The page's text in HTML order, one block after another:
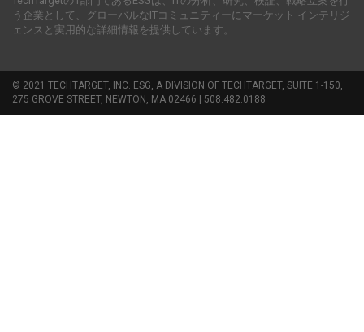
う企業として、グローバルなITコミュニティーにマーケット インテリジ
ェンスと実用的な詳細情報を提供しています。
© 2021 TECHTARGET, INC. ESG, A DIVISION OF TECHTARGET, SUITE 1-150,
275 GROVE STREET, NEWTON, MA 02466 | 508.482.0188